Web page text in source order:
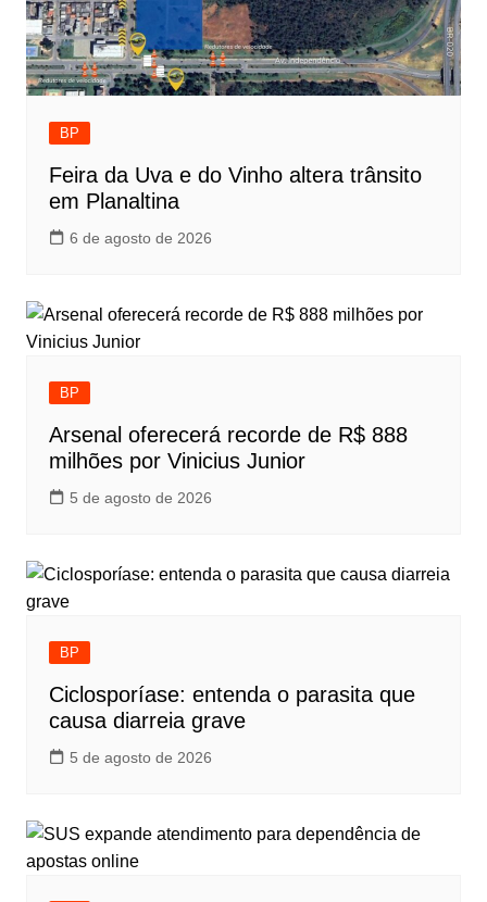
BP
Feira da Uva e do Vinho altera trânsito
em Planaltina
6 de agosto de 2026
BP
Arsenal oferecerá recorde de R$ 888
milhões por Vinicius Junior
5 de agosto de 2026
BP
Ciclosporíase: entenda o parasita que
causa diarreia grave
5 de agosto de 2026